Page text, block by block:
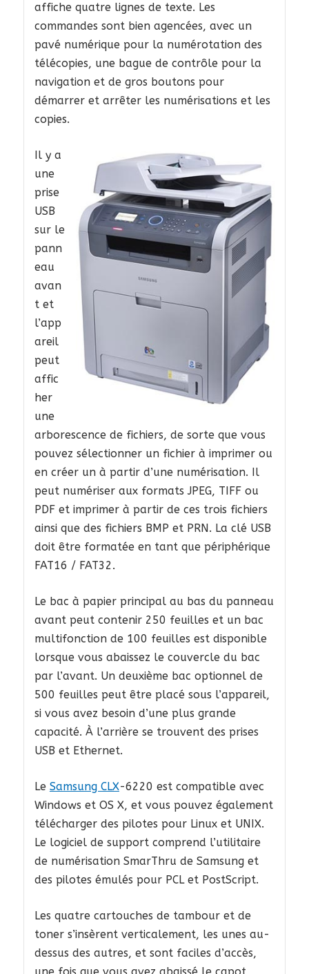
affiche quatre lignes de texte. Les
commandes sont bien agencées, avec un
pavé numérique pour la numérotation des
télécopies, une bague de contrôle pour la
navigation et de gros boutons pour
démarrer et arrêter les numérisations et les
copies.
Il y a
une
prise
USB
sur le
pann
eau
avan
t et
l’app
areil
peut
affic
her
une
arborescence de fichiers, de sorte que vous
pouvez sélectionner un fichier à imprimer ou
en créer un à partir d’une numérisation. Il
peut numériser aux formats JPEG, TIFF ou
PDF et imprimer à partir de ces trois fichiers
ainsi que des fichiers BMP et PRN. La clé USB
doit être formatée en tant que périphérique
FAT16 / FAT32.
Le bac à papier principal au bas du panneau
avant peut contenir 250 feuilles et un bac
multifonction de 100 feuilles est disponible
lorsque vous abaissez le couvercle du bac
par l’avant. Un deuxième bac optionnel de
500 feuilles peut être placé sous l’appareil,
si vous avez besoin d’une plus grande
capacité. À l’arrière se trouvent des prises
USB et Ethernet.
Le Samsung CLX-6220 est compatible avec
Windows et OS X, et vous pouvez également
télécharger des pilotes pour Linux et UNIX.
Le logiciel de support comprend l’utilitaire
de numérisation SmarThru de Samsung et
des pilotes émulés pour PCL et PostScript.
Les quatre cartouches de tambour et de
toner s’insèrent verticalement, les unes au-
dessus des autres, et sont faciles d’accès,